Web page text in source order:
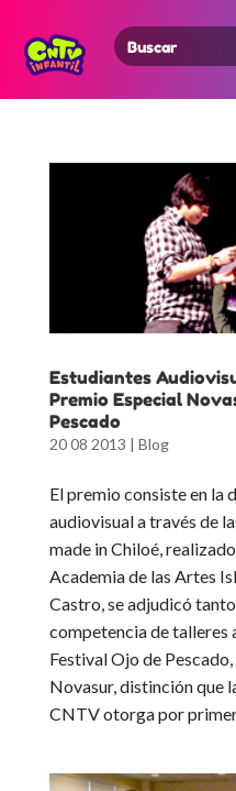
Search
for:
Estudiantes
Premio Especial
Pescado
20 08 2013 | Blog
El premio consiste en la
audiovisual a través de
made in Chiloé,
Academia de las Artes
Castro, se adjudicó
competencia de talleres
Festival Ojo de
Novasur, distinción que
CNTV otorga por